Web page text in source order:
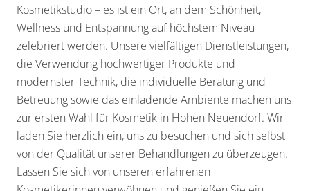
Kosmetikstudio – es ist ein Ort, an dem Schönheit,
Wellness und Entspannung auf höchstem Niveau
zelebriert werden. Unsere vielfältigen Dienstleistungen,
die Verwendung hochwertiger Produkte und
modernster Technik, die individuelle Beratung und
Betreuung sowie das einladende Ambiente machen uns
zur ersten Wahl für Kosmetik in Hohen Neuendorf. Wir
laden Sie herzlich ein, uns zu besuchen und sich selbst
von der Qualität unserer Behandlungen zu überzeugen.
Lassen Sie sich von unseren erfahrenen